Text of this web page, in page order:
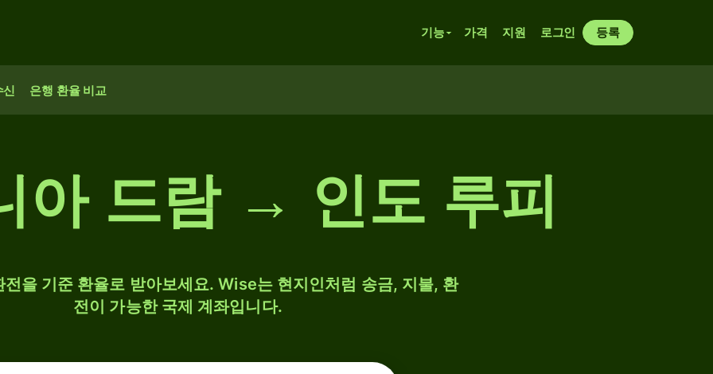
기능 가격 지원 로그인 등록
신 은행 환율 비교
아 드람 → 인도 루피
을 기준 환율로 받아보세요. Wise는 현지인처럼 송금, 지불, 환
전이 가능한 국제 계좌입니다.